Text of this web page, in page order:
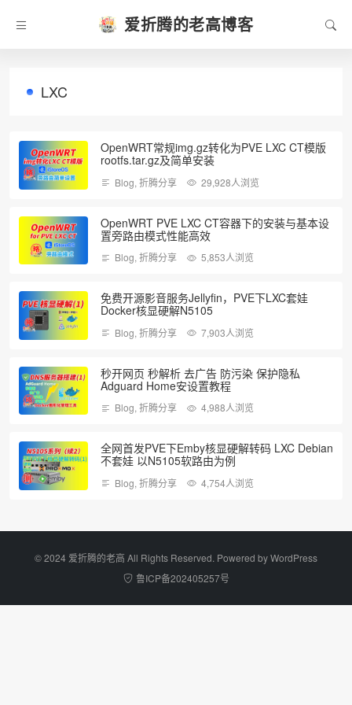
爱折腾的老高博客
LXC
OpenWRT常规img.gz转化为PVE LXC CT模版
rootfs.tar.gz及简单安装
Blog, 折腾分享 29,928人浏览
OpenWRT PVE LXC CT容器下的安装与基本设
置旁路由模式性能高效
Blog, 折腾分享 5,853人浏览
免费开源影音服务Jellyfin，PVE下LXC套娃
Docker核显硬解N5105
Blog, 折腾分享 7,903人浏览
秒开网页 秒解析 去广告 防污染 保护隐私
Adguard Home安设置教程
Blog, 折腾分享 4,988人浏览
全网首发PVE下Emby核显硬解转码 LXC Debian
不套娃 以N5105软路由为例
Blog, 折腾分享 4,754人浏览
©️ 2024 爱折腾的老高 All Rights Reserved. Powered byWordPress
鲁ICP备202405257号